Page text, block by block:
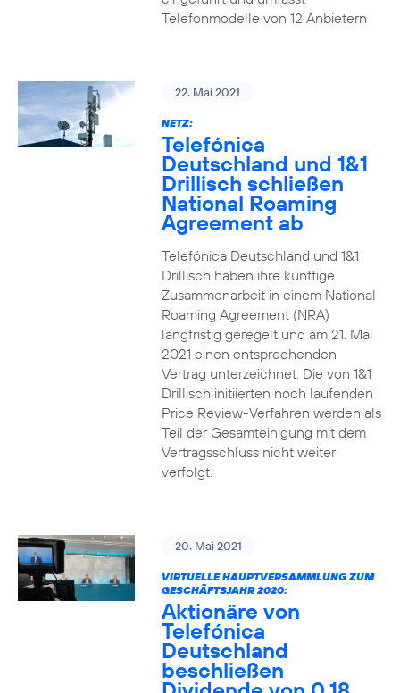
Telefonmodelle von 12 Anbietern
22. Mai 2021
NETZ:
Telefónica
Deutschland und 1&1
Drillisch schließen
National Roaming
Agreement ab
Telefónica Deutschland und 1&1
Drillisch haben ihre künftige
Zusammenarbeit in einem National
Roaming Agreement (NRA)
langfristig geregelt und am 21. Mai
2021 einen entsprechenden
Vertrag unterzeichnet. Die von 1&1
Drillisch initiierten noch laufenden
Price Review-Verfahren werden als
Teil der Gesamteinigung mit dem
Vertragsschluss nicht weiter
verfolgt.
20. Mai 2021
VIRTUELLE HAUPTVERSAMMLUNG ZUM
GESCHÄFTSJAHR 2020:
Aktionäre von
Telefónica
Deutschland
beschließen